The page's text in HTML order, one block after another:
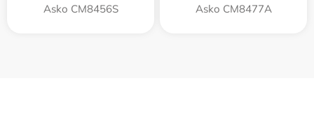
Asko CM8456S Asko CM8477A